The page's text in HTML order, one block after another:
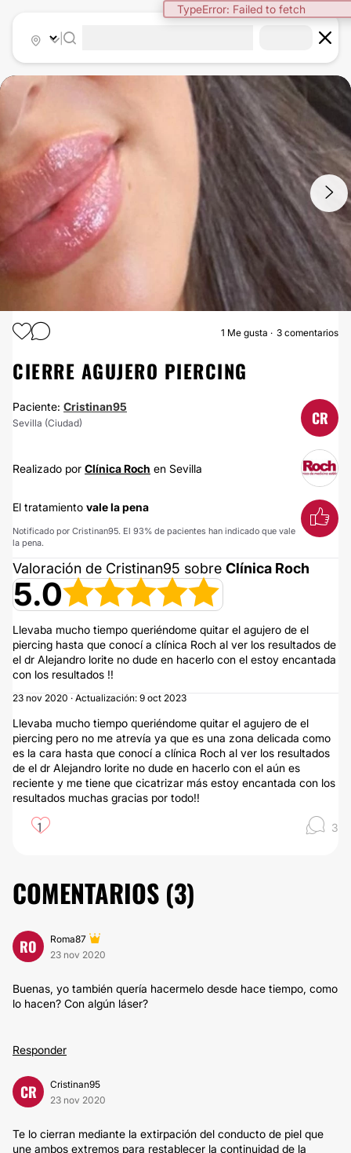
TypeError: Failed to fetch
CIRUGÍA RECONSTRUCTIVA
1 Me gusta 3 comentarios
CIERRE AGUJERO PIERCING
Paciente: Cristinan95
Sevilla (Ciudad) CR
Realizado por Clínica Roch en Sevilla
El tratamiento vale la pena
Notificado por Cristinan95. El 93% de pacientes han indicado que vale
la pena.
Valoración de Cristinan95 sobre Clínica Roch
5.0
Llevaba mucho tiempo queriéndome quitar el agujero de el
piercing hasta que conocí a clínica Roch al ver los resultados de
el dr Alejandro lorite no dude en hacerlo con el estoy encantada
con los resultados !!
23 nov 2020 · Actualización: 9 oct 2023
Llevaba mucho tiempo queriéndome quitar el agujero de el
piercing pero no me atrevía ya que es una zona delicada como
es la cara hasta que conocí a clínica Roch al ver los resultados
de el dr Alejandro lorite no dude en hacerlo con el aún es
reciente y me tiene que cicatrizar más estoy encantada con los
resultados muchas gracias por todo!!
1 3
COMENTARIOS (3)
RO
Roma87
23 nov 2020
Buenas, yo también quería hacermelo desde hace tiempo, como
lo hacen? Con algún láser?
Responder
CR
Cristinan95
23 nov 2020
Te lo cierran mediante la extirpación del conducto de piel que
une ambos extremos para restablecer la continuidad de la